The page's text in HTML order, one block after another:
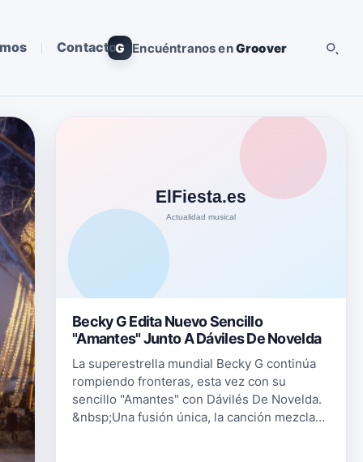
ContactoG Encuéntranos enGroover
Becky G Edita Nuevo Sencillo
"Amantes" Junto A Dáviles De Novelda
La superestrella mundial Becky G continúa
rompiendo fronteras, esta vez con su
sencillo "Amantes" con Dávilés De Novelda.
&nbsp;Una fusión única, la canción mezcla